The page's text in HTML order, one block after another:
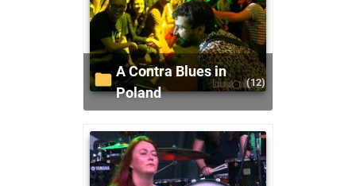
A Contra Blues in
Poland
(12)